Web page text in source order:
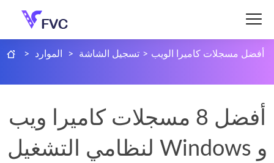
> الموارد > تسجيل الشاشة > أفضل مسجلات كاميرا الويب
أفضل 8 مسجلات كاميرا ويب
لنظامي التشغيل Windows و